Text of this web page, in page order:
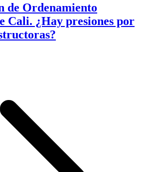
de Ordenamiento
Cali. ¿Hay presiones por